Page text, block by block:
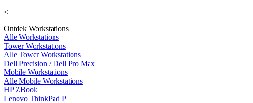
<
Ontdek Workstations
Alle Workstations
Tower Workstations
Alle Tower Workstations
Dell Precision / Dell Pro Max
Mobile Workstations
Alle Mobile Workstations
HP ZBook
Lenovo ThinkPad P